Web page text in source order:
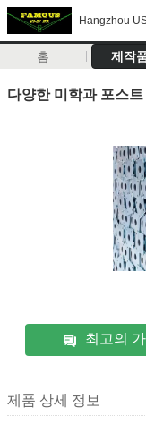
Hangzhou
홈 제작
다양한 미학과 포스
최고의
제품 상세 정보